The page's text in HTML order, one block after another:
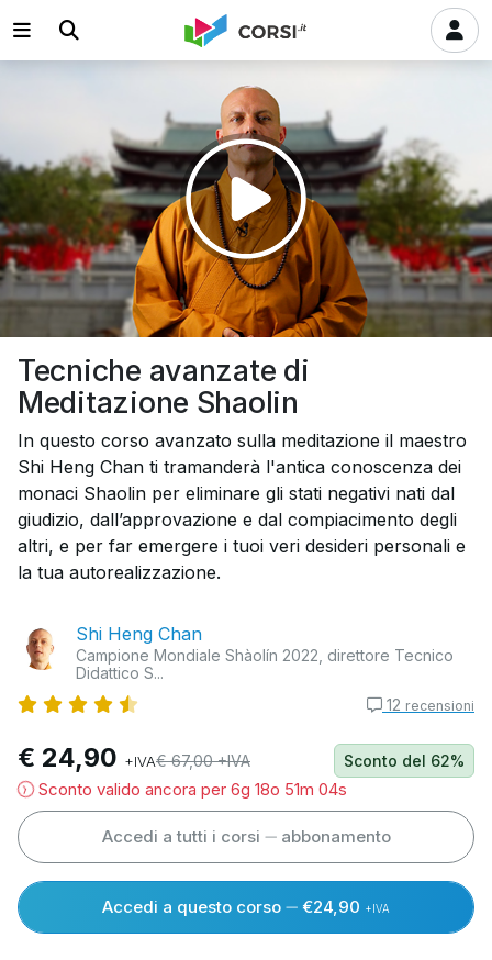
Tecniche avanzate di
Meditazione Shaolin
In questo corso avanzato sulla meditazione il maestro
Shi Heng Chan ti tramanderà l'antica conoscenza dei
monaci Shaolin per eliminare gli stati negativi nati dal
giudizio, dall’approvazione e dal compiacimento degli
altri, e per far emergere i tuoi veri desideri personali e
la tua autorealizzazione.
Shi Heng Chan
Campione Mondiale Shàolín 2022, direttore Tecnico
Didattico S...
12 recensioni
€ 24,90 +IVA€ 67,00 +IVA Sconto del 62%
Sconto valido ancora per 6g 18o 51m 03s
Accedi a tutti i corsi abbonamento
Accedi a questo corso €24,90 +IVA
Riprodurre
il
video